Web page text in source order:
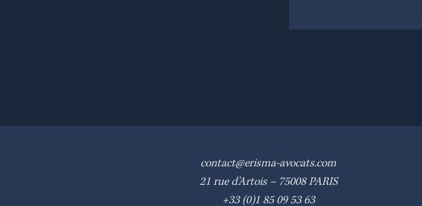
contact@erisma-avocats.com
21 rue d’Artois – 75008PARIS
+33 (0)1 85 09 53 63